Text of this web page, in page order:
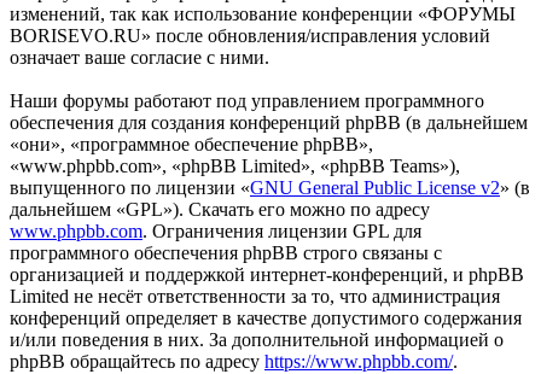
изменений, так как использование конференции «ФОРУМЫ
BORISEVO.RU» после обновления/исправления условий
означает ваше согласие с ними.
Наши форумы работают под управлением программного
обеспечения для создания конференций phpBB (в дальнейшем
«они», «программное обеспечение phpBB»,
«www.phpbb.com», «phpBB Limited», «phpBB Teams»),
выпущенного по лицензии «GNU General Public License v2» (в
дальнейшем «GPL»). Скачать его можно по адресу
www.phpbb.com. Ограничения лицензии GPL для
программного обеспечения phpBB строго связаны с
организацией и поддержкой интернет-конференций, и phpBB
Limited не несёт ответственности за то, что администрация
конференций определяет в качестве допустимого содержания
и/или поведения в них. За дополнительной информацией о
phpBB обращайтесь по адресу https://www.phpbb.com/.